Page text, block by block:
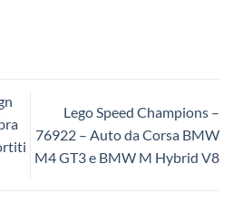
Lego Speed Champions –
76922 – Auto da Corsa BMW
M4 GT3 e BMW M Hybrid V8